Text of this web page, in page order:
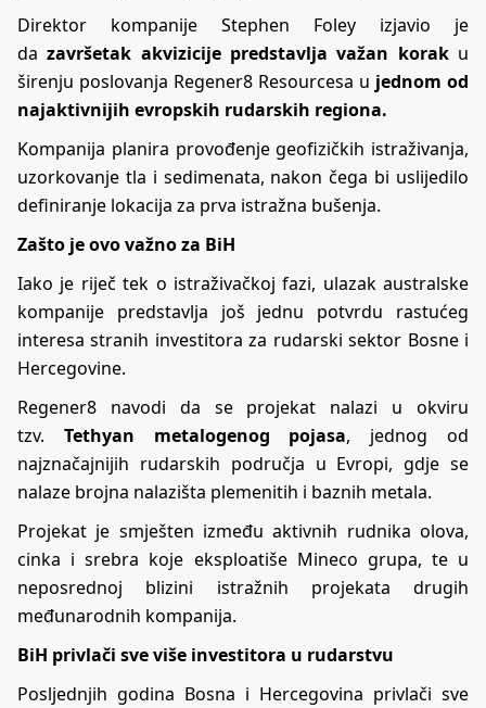
Direktor kompanije Stephen Foley izjavio je
dazavršetak akvizicije predstavlja važan koraku
širenju poslovanja Regener8 Resourcesa u jednom od
najaktivnijih evropskih rudarskih regiona.
Kompanija planira provođenje geofizičkih istraživanja,
uzorkovanje tla i sedimenata, nakon čega bi uslijedilo
definiranje lokacija za prva istražna bušenja.
Zašto je ovo važno za BiH
Iako je riječ tek o istraživačkoj fazi, ulazak australske
kompanije predstavlja još jednu potvrdu rastućeg
interesa stranih investitora za rudarski sektor Bosne i
Hercegovine.
Regener8 navodi da se projekat nalazi u okviru
tzv. Tethyan metalogenog pojasa, jednog od
najznačajnijih rudarskih područja u Evropi, gdje se
nalaze brojna nalazišta plemenitih i baznih metala.
Projekat je smješten između aktivnih rudnika olova,
cinka i srebra koje eksploatiše Mineco grupa, te u
neposrednoj blizini istražnih projekata drugih
međunarodnih kompanija.
BiH privlači sve više investitora u rudarstvu
Posljednjih godina Bosna i Hercegovina privlači sve